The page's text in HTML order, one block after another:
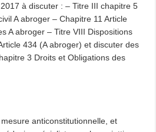
à discuter : – Titre III chapitre 5
A abroger – Chapitre 11 Article
A abroger – Titre VIII Dispositions
434 (A abroger) et discuter des
3 Droits et Obligations des
anticonstitutionnelle, et